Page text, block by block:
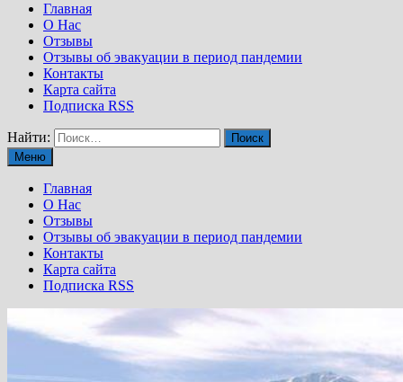
Главная
О Нас
Отзывы
Отзывы об эвакуации в период пандемии
Контакты
Карта сайта
Подписка RSS
Найти:
Меню
Главная
О Нас
Отзывы
Отзывы об эвакуации в период пандемии
Контакты
Карта сайта
Подписка RSS